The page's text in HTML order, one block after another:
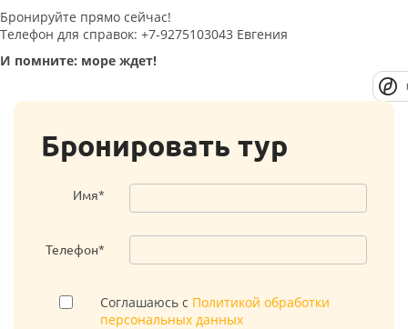
Бронируйте прямо сейчас!
Телефон для справок: +7-9275103043 Евгения
И помните: море ждет!
Бронировать тур
Имя*
Телефон*
Соглашаюсь с Политикой обработки
персональных данных